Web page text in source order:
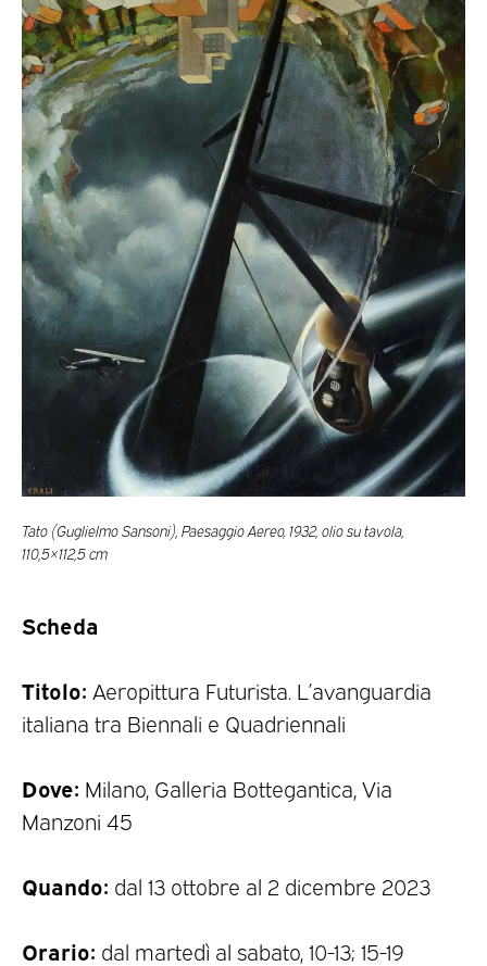
Tato (Guglielmo Sansoni), Paesaggio Aereo, 1932, olio su tavola,
110,5×112,5 cm
Scheda
Titolo: Aeropittura Futurista. L’avanguardia
italiana tra Biennali e Quadriennali
Dove: Milano, Galleria Bottegantica, Via
Manzoni 45
Quando: dal 13 ottobre al 2 dicembre 2023
Orario: dal martedì al sabato, 10-13; 15-19